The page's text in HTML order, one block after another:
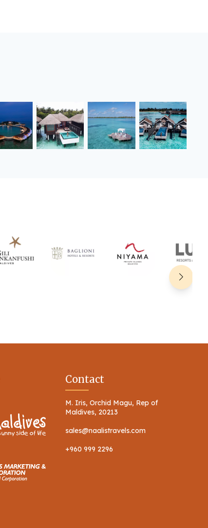
Contact
M. Iris, Orchid Magu, Rep of
Maldives, 20213
sales@naalistravels.com
+960 999 2296